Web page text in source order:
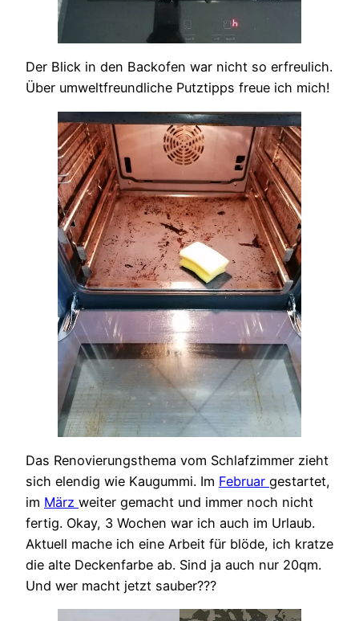
Der Blick in den Backofen war nicht so erfreulich.
Über umweltfreundliche Putztipps freue ich mich!
Das Renovierungsthema vom Schlafzimmer zieht
sich elendig wie Kaugummi. Im Februar gestartet,
im März weiter gemacht und immer noch nicht
fertig. Okay, 3 Wochen war ich auch im Urlaub.
Aktuell mache ich eine Arbeit für blöde, ich kratze
die alte Deckenfarbe ab. Sind ja auch nur 20qm.
Und wer macht jetzt sauber???